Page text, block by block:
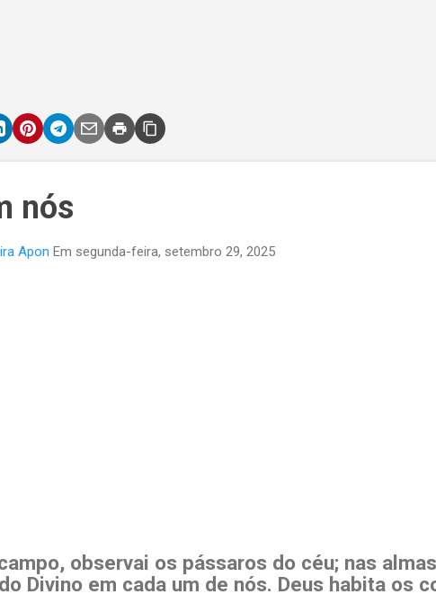
nós
Apon Em segunda-feira, setembro 29, 2025
observai os pássaros do céu; nas
Divino em cada um de nós. Deus habita os